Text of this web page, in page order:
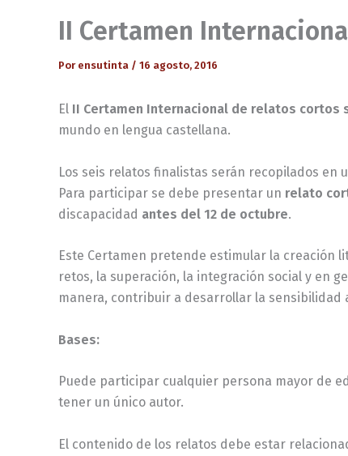
II Certamen
Por ensutinta / 16 agosto, 2016
El II Certamen Internacional de relatos cortos
mundo en lengua castellana.
Los seis relatos finalistas serán recopilados en
Para participar se debe presentar un relato
discapacidad antes del 12 de octubre.
Este Certamen pretende estimular la creación
retos, la superación, la integración social y en
manera, contribuir a desarrollar la sensibilidad
Bases:
Puede participar cualquier persona mayor de
tener un único autor.
El contenido de los relatos debe estar